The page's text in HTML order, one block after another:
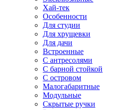
Хай-тек
Особенности
Для студии
Для хрущевки
Для дачи
Встроенные
С антресолями
С барной стойкой
С островом
Малогабаритные
Модульные
Скрытые ручки